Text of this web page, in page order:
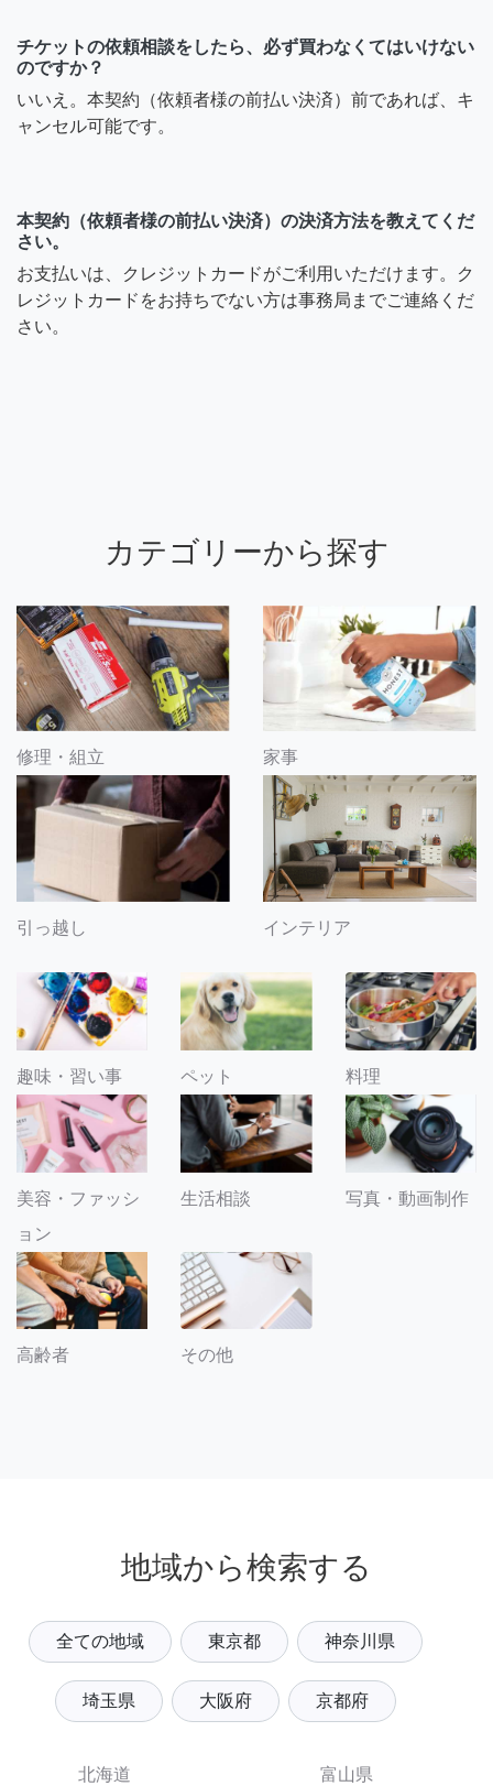
チケットの依頼相談をしたら、必ず買わなくてはいけない
のですか？
いいえ。本契約（依頼者様の前払い決済）前であれば、キ
ャンセル可能です。
本契約（依頼者様の前払い決済）の決済方法を教えてくだ
さい。
お支払いは、クレジットカードがご利用いただけます。ク
レジットカードをお持ちでない方は事務局までご連絡くだ
さい。
カテゴリーから探す
修理・組立 家事
引っ越し インテリア
趣味・習い事 ペット 料理
美容・ファッシ
ョン
生活相談 写真・動画制作
高齢者 その他
地域から検索する
全ての地域 東京都 神奈川県
埼玉県 大阪府 京都府
北海道
富山県